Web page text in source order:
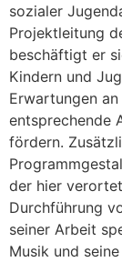
sozialer
Projektleitung
beschäftigt er
Kindern und
Erwartungen
entsprechende
fördern.
der hier
Durchführung
seiner Arbeit
Musik und